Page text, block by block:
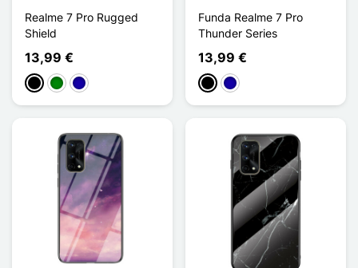
Realme 7 Pro Rugged
Shield
13,99 €
NegroVerdeAzul oscuro
Funda Realme 7 Pro
Thunder Series
13,99 €
NegroAzul oscuro